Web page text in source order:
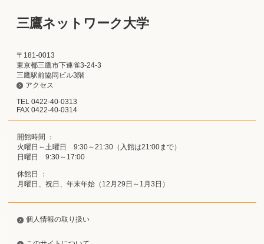
三鷹ネットワーク大学
〒181-0013
東京都三鷹市下連雀3-24-3
三鷹駅前協同ビル3階
アクセス
TEL 0422-40-0313
FAX 0422-40-0314
開館時間 ：
火曜日～土曜日 9:30～21:30（入館は21:00まで）
日曜日 9:30～17:00
休館日 ：
月曜日、祝日、年末年始（12月29日～1月3日）
個人情報の取り扱い